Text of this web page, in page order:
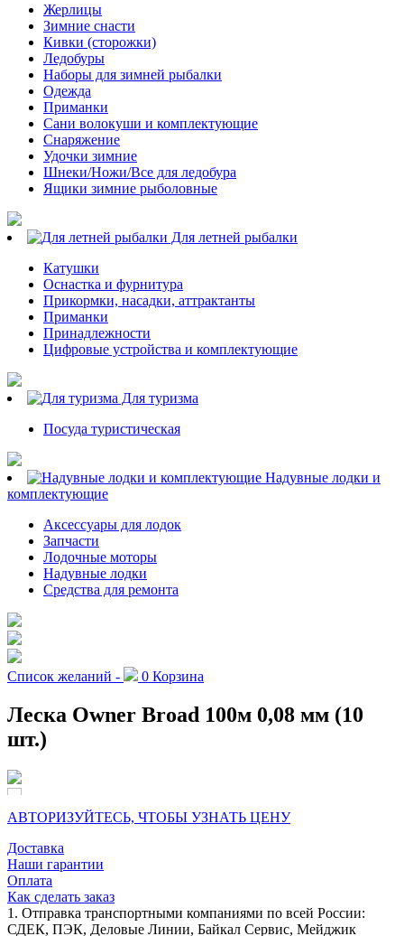
Жерлицы
Зимние снасти
Кивки (сторожки)
Ледобуры
Наборы для зимней рыбалки
Одежда
Приманки
Сани волокуши и комплектующие
Снаряжение
Удочки зимние
Шнеки/Ножи/Все для ледобура
Ящики зимние рыболовные
Для летней рыбалки
Катушки
Оснастка и фурнитура
Прикормки, насадки, аттрактанты
Приманки
Принадлежности
Цифровые устройства и комплектующие
Для туризма
Посуда туристическая
Надувные лодки и
комплектующие
Аксессуары для лодок
Запчасти
Лодочные моторы
Надувные лодки
Средства для ремонта
Список желаний - 0 Корзина
Леска Owner Broad 100м 0,08 мм (10
шт.)
АВТОРИЗУЙТЕСЬ, ЧТОБЫ УЗНАТЬ ЦЕНУ
Доставка
Наши гарантии
Оплата
Как сделать заказ
1. Отправка транспортными компаниями по всей России:
СДЕК, ПЭК, Деловые Линии, Байкал Сервис, Мейджик